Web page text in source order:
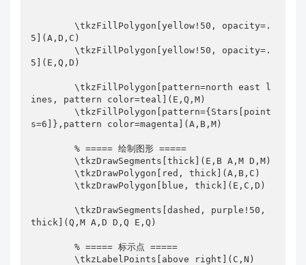
上面的图中，我把三角形DCA和三角形DEQ用浅黄色标识，三
角形AMB和三角形QME用浅绿色标识。如果三角形AMB和三角
        \tkzFillPolygon[yellow!50, opacity=.
5](A,D,C)
        \tkzFillPolygon[yellow!50, opacity=.
5](E,Q,D)
        \tkzFillPolygon[pattern=north east l
ines, pattern color=teal](E,Q,M)
        \tkzFillPolygon[pattern={Stars[point
s=6]},pattern color=magenta](A,B,M)
        % ===== 绘制图形 =====
        \tkzDrawSegments[thick](E,B A,M D,M)
        \tkzDrawPolygon[red, thick](A,B,C)
        \tkzDrawPolygon[blue, thick](E,C,D)
        \tkzDrawSegments[dashed, purple!50,
thick](Q,M A,D D,Q E,Q)
        % ===== 标示点 =====
        \tkzLabelPoints[above right](C,N)